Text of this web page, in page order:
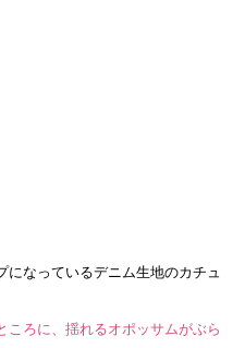
になっているデニム生地のカチュ
ころに、揺れるオポッサムがぶら